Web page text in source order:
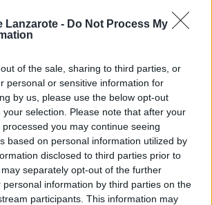
Lanzarote - Do Not Process My
of the sale, sharing to third parties, or
personal or sensitive information for
by us, please use the below opt-out
selection. Please note that after your
you may continue seeing
based on personal information utilized by
disclosed to third parties prior to
separately opt-out of the further
personal information by third parties on the
participants. This information may
que
tengan que
o espacios
garanticen unas
y seguras.
al
que defienda los
educativos del
vez, exija al
las inversiones y
para acabar
se repite año